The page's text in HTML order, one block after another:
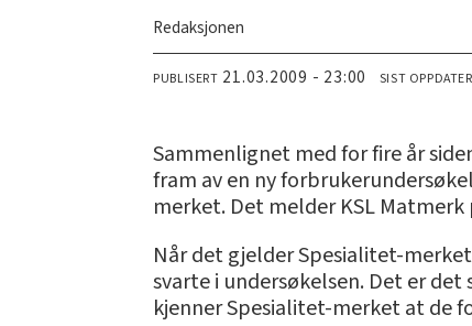
Redaksjonen
PUBLISERT 21.03.2009 - 23:00 SIST
Sammenlignet med for fire år
fram av en ny
merket. Det melder KSL
Når det gjelder Spesialitet-
svarte i undersøkelsen. Det er det
kjenner Spesialitet-merket at de